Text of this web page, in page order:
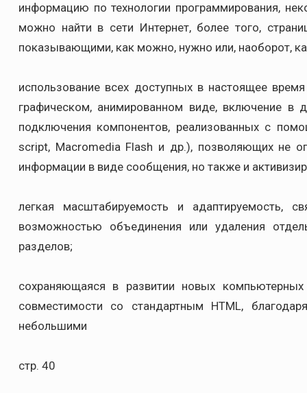
информацию по технологии программирования,
можно найти в сети Интернет, более того,
показывающими, как можно, нужно или, наоборот,
использование всех доступных в настоящее
графическом, анимированном виде, включение в
подключения компонентов, реализованных с
script, Macromedia Flash и др.), позволяющих не
информации в виде сообщения, но также и
легкая масштабируемость и адаптируемость,
возможностью объединения или удаления
разделов;
сохраняющаяся в развитии новых
совместимости со стандартным HTML,
небольшими
стр. 40